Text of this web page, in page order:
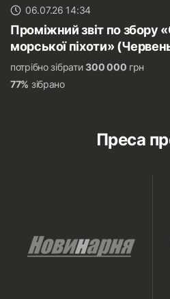
06.07.26 14:34
Проміжний звіт по збору
морської піхоти»
потрібно зібрати300 000 грн
77% зібрано
Преса